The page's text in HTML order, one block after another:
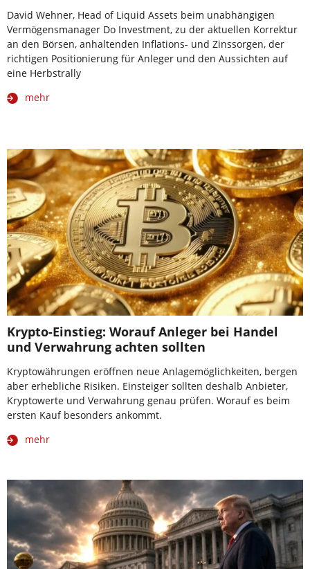
David Wehner, Head of Liquid Assets beim unabhängigen
Vermögensmanager Do Investment, zu der aktuellen Korrektur
an den Börsen, anhaltenden Inflations- und Zinssorgen, der
richtigen Positionierung für Anleger und den Aussichten auf
eine Herbstrally
mehr
Krypto-Einstieg: Worauf Anleger bei Handel
und Verwahrung achten sollten
Kryptowährungen eröffnen neue Anlagemöglichkeiten, bergen
aber erhebliche Risiken. Einsteiger sollten deshalb Anbieter,
Kryptowerte und Verwahrung genau prüfen. Worauf es beim
ersten Kauf besonders ankommt.
mehr